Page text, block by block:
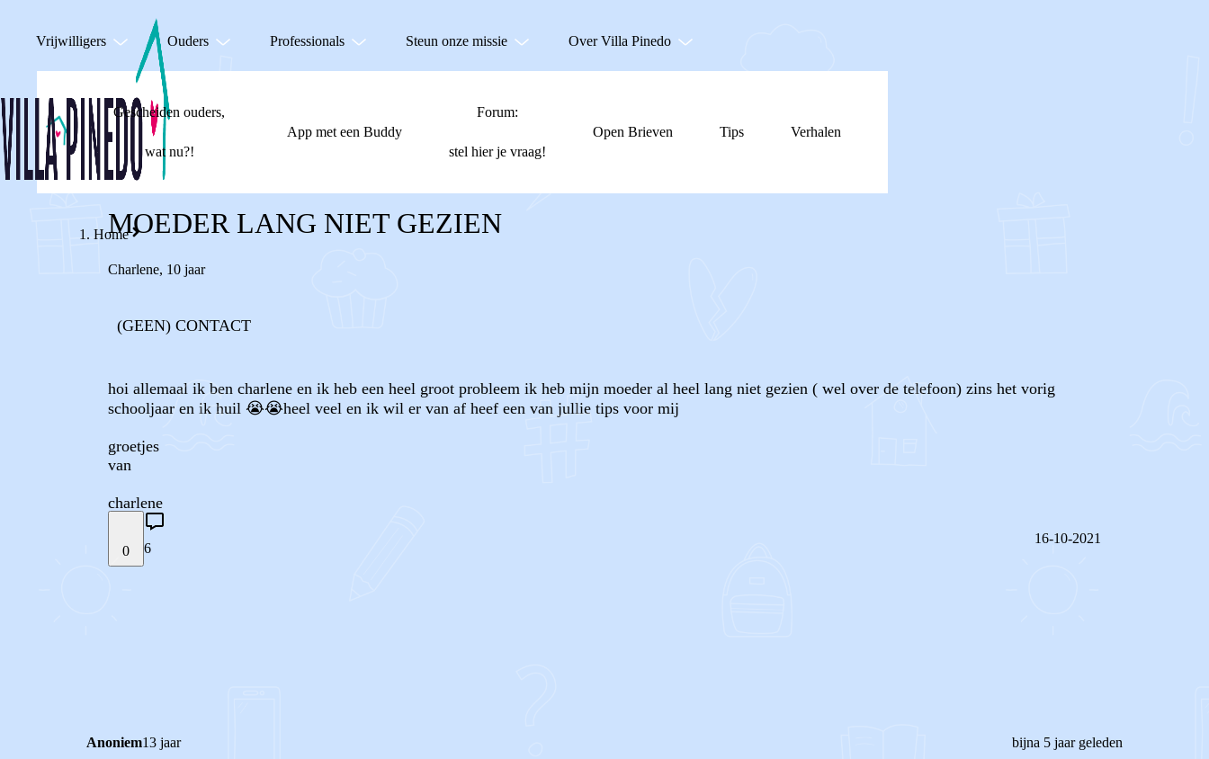
Vrijwilligers Ouders Professionals Steun onze missie Over Villa Pinedo
Gescheiden ouders,
wat nu?!
App met een Buddy
Forum:
stel hier je vraag!
Open Brieven Tips Verhalen
Home
MOEDER LANG NIET GEZIEN
Charlene, 10 jaar
(GEEN) CONTACT
hoi allemaal ik ben charlene en ik heb een heel groot probleem ik heb mijn moeder al heel lang niet gezien ( wel over de telefoon) zins het vorig
schooljaar en ik huil 😭😭heel veel en ik wil er van af heef een van jullie tips voor mij
groetjes
van
charlene
0 6
16-10-2021
Anoniem13 jaar bijna 5 jaar geleden